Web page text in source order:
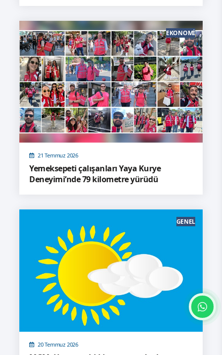
21 Temmuz 2026
Yemeksepeti çalışanları Yaya Kurye
Deneyimi’nde 79 kilometre yürüdü
EKONOMI
20 Temmuz 2026
GENEL